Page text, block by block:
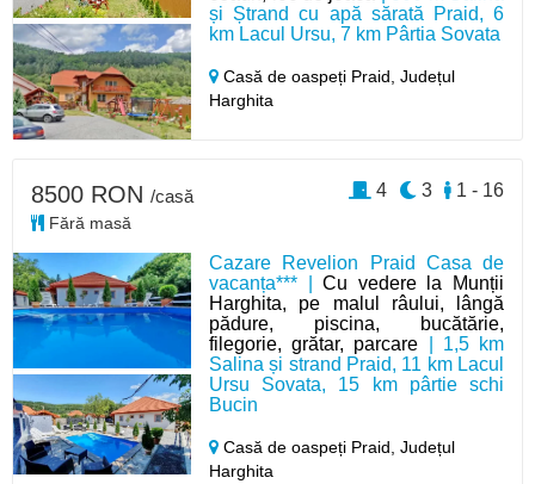
și Ștrand cu apă sărată Praid, 6
km Lacul Ursu, 7 km Pârtia Sovata
Casă de oaspeți Praid,Județul
Harghita
Cazare Revelion Praid Casa de
vacanța*** |Cu vedere la Munții
Harghita, pe malul râului, lângă
pădure, piscina, bucătărie,
filegorie, grătar, parcare | 1,5 km
Salina și strand Praid, 11 km Lacul
Ursu Sovata, 15 km pârtie schi
Bucin
Casă de oaspeți Praid,Județul
Harghita
8500 RON /casă
Fără masă
1 - 16
3
4